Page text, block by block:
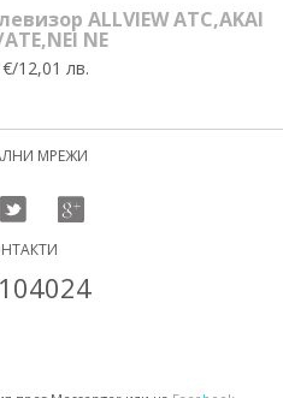
ALLVIEW ATC,AKAI
NE
12,01 лв.
МРЕЖИ